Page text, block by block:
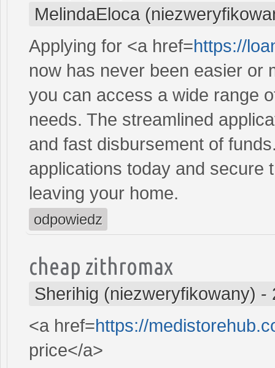
MelindaEloca
Applying for <a href=https://
now has never been easier or
you can access a wide range
needs. The streamlined
and fast disbursement of
applications today and secure
leaving your home.
odpowiedz
cheap zithromax
Sherihig (niezweryfikowany) -
<a href=https://
price</a>